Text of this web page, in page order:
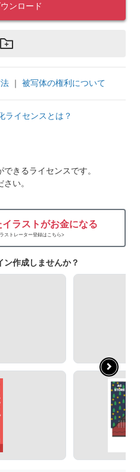
ンロード
｜ 被写体の権利について
ライセンスとは？
きるライセンスです。
い。
ラストがお金になる
ストレーター登録はこちら>
ン作成しませんか？